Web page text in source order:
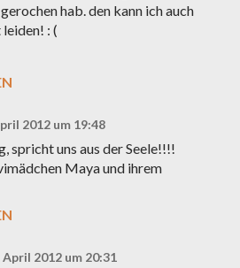
hab. den kann ich auch
: (
2012 um 19:48
spricht uns aus der Seele!!!!
Maya und ihrem
April 2012 um 20:31